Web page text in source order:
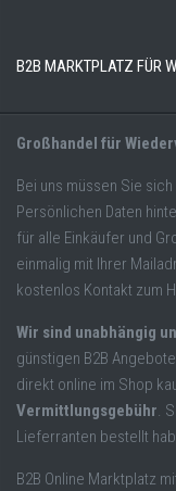
B2B MARKTPLATZ FÜR
Großhandel für
Bei uns müssen Sie
Persönlichen Daten
für alle Einkäufer und
einmalig mit Ihrer
kostenlos Kontakt zum
Wir sind unabhängig
günstigen B2B
direkt online im Shop
Vermittlungsgebühr.
Lieferranten bestellt
B2B Online Marktplatz